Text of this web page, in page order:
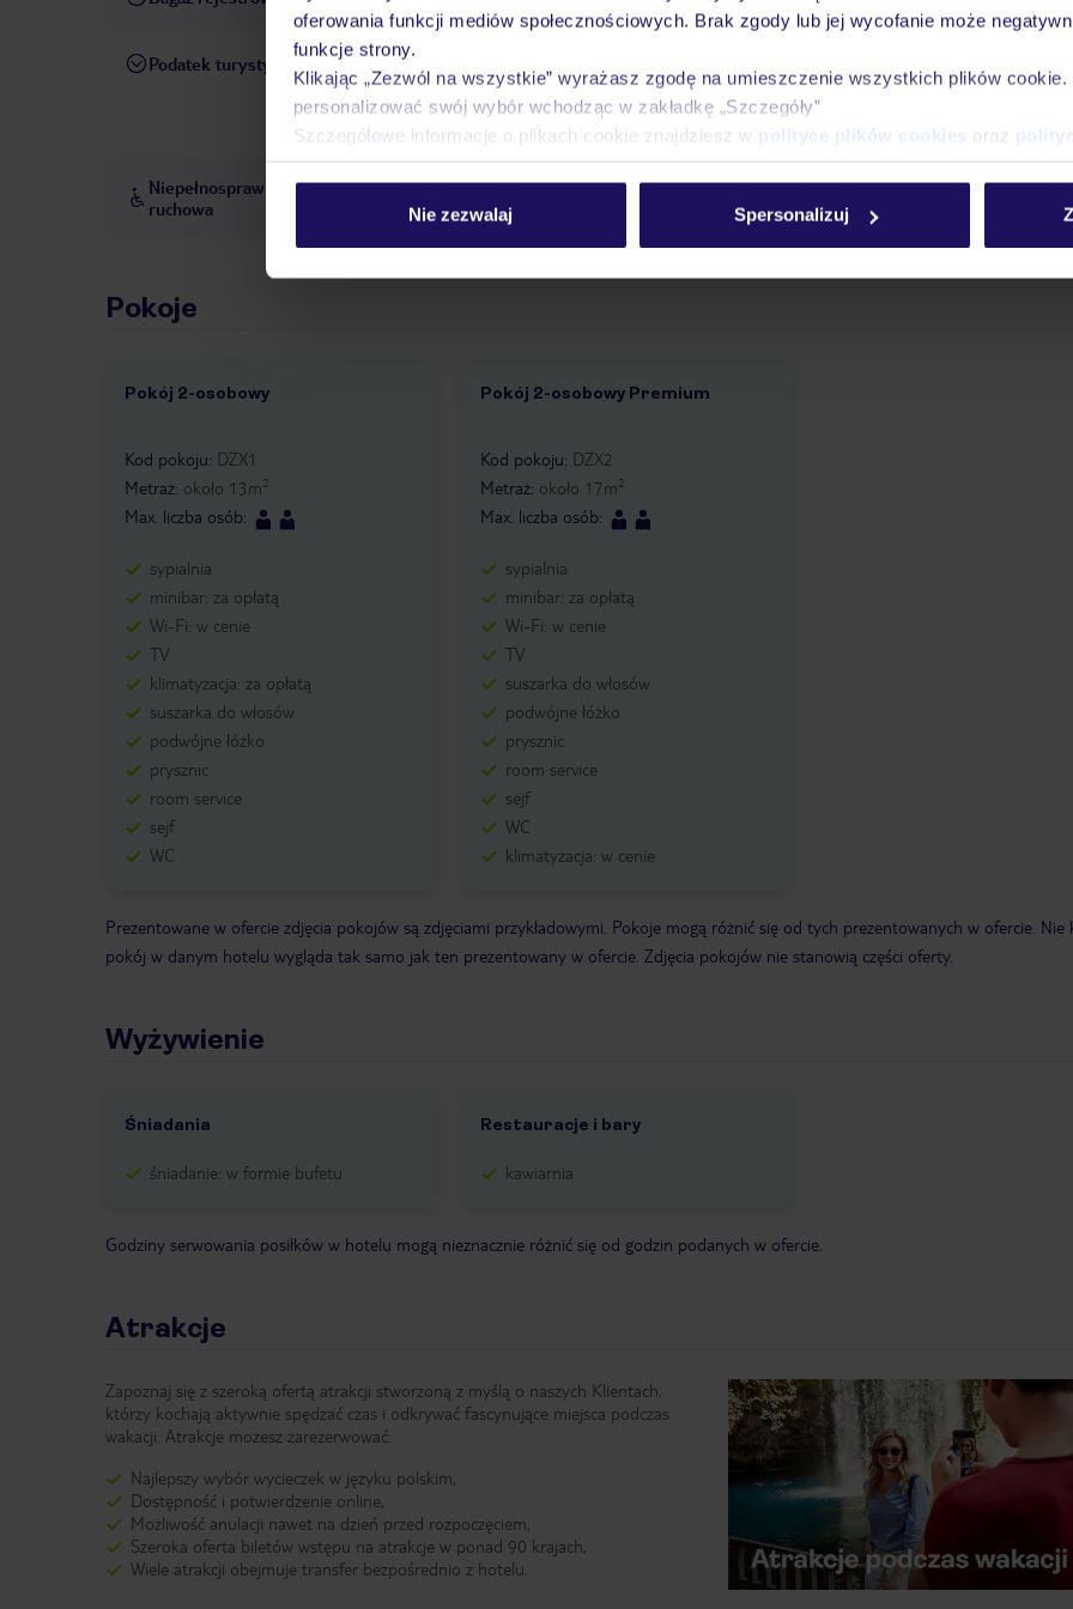
oferowania funkcji mediów społecznościowych. Brak zgody lub jej wycofanie może
funkcje strony.
Klikając „Zezwól na wszystkie” wyrażasz zgodę na umieszczenie wszystkich plików
personalizować swój wybór wchodząc w zakładkę „Szczegóły”
Szczegółowe informacje o plikach cookie znajdziesz w polityce plików cookies oraz
Nie zezwalaj Spersonalizuj
Podatek turystyczny
Wysokość podatku turystycznego zależy od miejsca i rodzaju zakwaterowania – od ok. 0,25 € do ok. 5
Wyższe opłaty obowiązują m.in. w Paryżu – od ok. 0,75 € do 15 €/dzień (w zależności od kategorii/
obiektu). Opłatę należy uiścić na miejscu.
Niepełnosprawność
ruchowa
Hotel nie jest przystosowany dla osób z niepełnosprawnościami
Pokoje
Pokój 2-osobowy
1 / 1
Kod pokoju: DZX1
Metraż: około 13m2
Max. liczba osób:
sypialnia
minibar: za opłatą
Wi-Fi: w cenie
TV
klimatyzacja: za opłatą
suszarka do włosów
podwójne łóżko
prysznic
room service
sejf
WC
Pokój 2-osobowy Premium
1 / 1
Kod pokoju: DZX2
Metraż: około 17m2
Max. liczba osób:
sypialnia
minibar: za opłatą
Wi-Fi: w cenie
TV
suszarka do włosów
podwójne łóżko
prysznic
room service
sejf
WC
klimatyzacja: w cenie
Prezentowane w ofercie zdjęcia pokojów są zdjęciami przykładowymi. Pokoje mogą różnić się od tych prezentowanych w ofercie. Nie
pokój w danym hotelu wygląda tak samo jak ten prezentowany w ofercie. Zdjęcia pokojów nie stanowią części oferty.
Wyżywienie
Śniadania
śniadanie: w formie bufetu
Restauracje i bary
kawiarnia
Godziny serwowania posiłków w hotelu mogą nieznacznie różnić się od godzin podanych w ofercie.
Atrakcje
Zapoznaj się z szeroką ofertą atrakcji stworzoną z myślą o naszych Klientach,
którzy kochają aktywnie spędzać czas i odkrywać fascynujące miejsca podczas
wakacji. Atrakcje możesz zarezerwować:
Najlepszy wybór wycieczek w języku polskim,
Dostępność i potwierdzenie online,
Możliwość anulacji nawet na dzień przed rozpoczęciem,
Szeroka oferta biletów wstępu na atrakcje w ponad 90 krajach,
Wiele atrakcji obejmuje transfer bezpośrednio z hotelu.